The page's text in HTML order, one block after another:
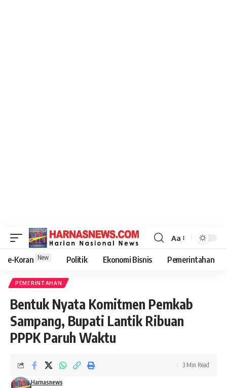
Aa
e-Koran New Politik Ekonomi Bisnis Pemerintahan
PEMERINTAHAN
Bentuk Nyata Komitmen Pemkab
Sampang, Bupati Lantik Ribuan
PPPK Paruh Waktu
Harnasnews
3 Min Read